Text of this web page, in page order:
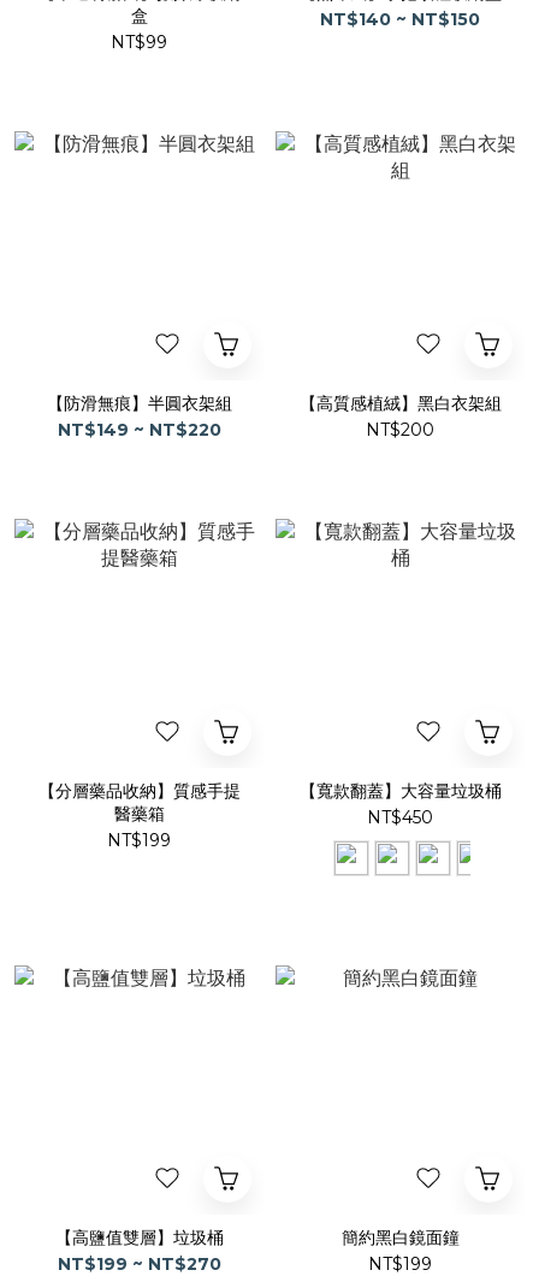
盒
NT$99
NT$140 ~ NT$150
【防滑無痕】半圓衣架組
NT$149 ~ NT$220
【高質感植絨】黑白衣架組
NT$200
【分層藥品收納】質感手提
醫藥箱
NT$199
【寬款翻蓋】大容量垃圾桶
NT$450
【高鹽值雙層】垃圾桶
NT$199 ~ NT$270
簡約黑白鏡面鐘
NT$199